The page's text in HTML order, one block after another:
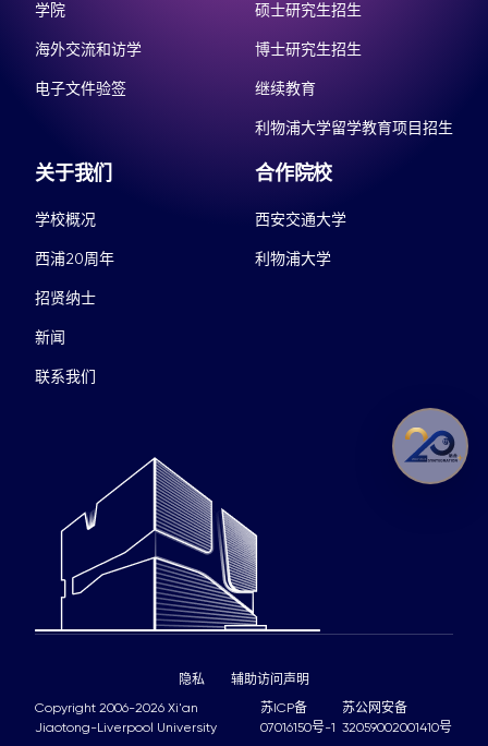
学院
海外交流和访学
电子文件验签
硕士研究生招生
博士研究生招生
继续教育
利物浦大学留学教育项目招生
关于我们
学校概况
西浦20周年
招贤纳士
新闻
联系我们
合作院校
西安交通大学
利物浦大学
Copyright 2006-2026 Xi'an
Jiaotong-Liverpool University
苏ICP备
07016150号-1
苏公网安备
32059002001410号
隐私 辅助访问声明